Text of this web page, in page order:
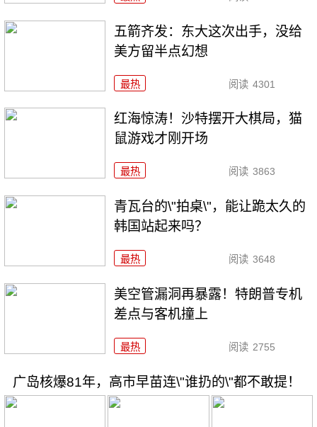
五箭齐发：东大这次出手，没给
美方留半点幻想
最热 阅读 4301
红海惊涛！沙特摆开大棋局，猫
鼠游戏才刚开场
最热 阅读 3863
青瓦台的\"拍桌\"，能让跪太久的
韩国站起来吗？
最热 阅读 3648
美空管漏洞再暴露！特朗普专机
差点与客机撞上
最热 阅读 2755
广岛核爆81年，高市早苗连\"谁扔的\"都不敢提！